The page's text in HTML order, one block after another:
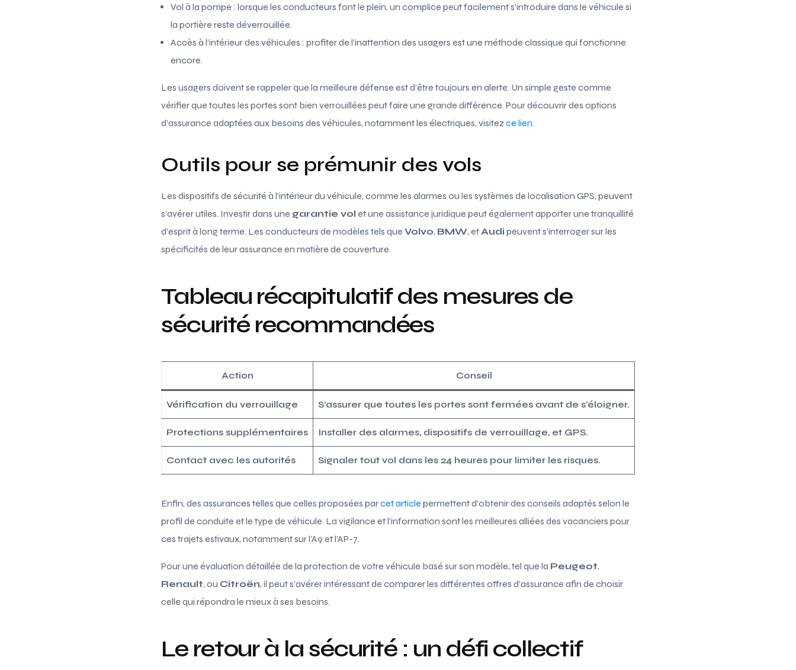
Vol à la pompe : lorsque les conducteurs font le plein, un complice peut facilement s’introduire dans le véhicule si
la portière reste déverrouillée.
Accès à l’intérieur des véhicules : profiter de l’inattention des usagers est une méthode classique qui fonctionne
encore.
Les usagers doivent se rappeler que la meilleure défense est d’être toujours en alerte. Un simple geste comme
vérifier que toutes les portes sont bien verrouillées peut faire une grande différence. Pour découvrir des options
d’assurance adaptées aux besoins des véhicules, notamment les électriques, visitez ce lien.
Outils pour se prémunir des vols
Les dispositifs de sécurité à l’intérieur du véhicule, comme les alarmes ou les systèmes de localisation GPS, peuvent
s’avérer utiles. Investir dans une garantie vol et une assistance juridique peut également apporter une tranquillité
d’esprit à long terme. Les conducteurs de modèles tels que Volvo, BMW, et Audi peuvent s’interroger sur les
spécificités de leur assurance en matière de couverture.
Tableau récapitulatif des mesures de
sécurité recommandées
Action Conseil
Vérification du verrouillage S’assurer que toutes les portes sont fermées avant de s’éloigner.
Protections supplémentaires Installer des alarmes, dispositifs de verrouillage, et GPS.
Contact avec les autorités Signaler tout vol dans les 24 heures pour limiter les risques.
Enfin, des assurances telles que celles proposées parcet article permettent d’obtenir des conseils adaptés selon le
profil de conduite et le type de véhicule. La vigilance et l’information sont les meilleures alliées des vacanciers pour
ces trajets estivaux, notamment sur l’A9 et l’AP-7.
Pour une évaluation détaillée de la protection de votre véhicule basé sur son modèle, tel que la Peugeot,
Renault, ou Citroën, il peut s’avérer intéressant de comparer les différentes offres d’assurance afin de choisir
celle qui répondra le mieux à ses besoins.
Le retour à la sécurité : un défi collectif